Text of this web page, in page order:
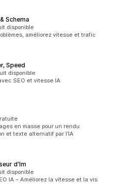
Schema
disponible
améliorez vitesse et trafic
Speed
disponible
SEO et vitesse IA
en masse pour un rendu
et texte alternatif par l’IA
d'Im
disponible
IA – Améliorez la vitesse et la vis